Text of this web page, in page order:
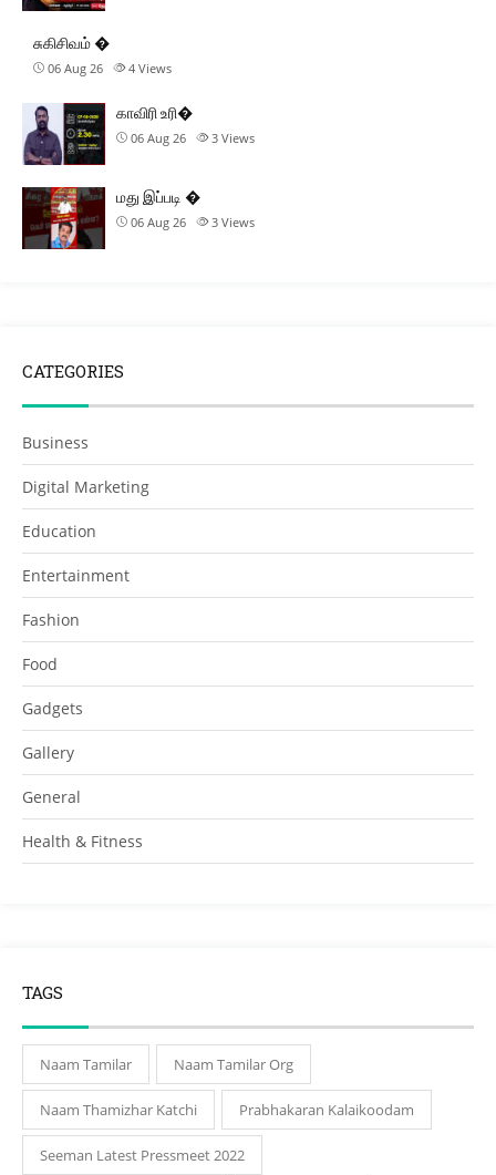
சுகிசிவம் �
06 Aug 26 4 Views
காவிரி உரி�
06 Aug 26 3 Views
மது இப்படி �
06 Aug 26 3 Views
CATEGORIES
Business
Digital Marketing
Education
Entertainment
Fashion
Food
Gadgets
Gallery
General
Health & Fitness
TAGS
Naam Tamilar Naam Tamilar Org
Naam Thamizhar Katchi Prabhakaran Kalaikoodam
Seeman Latest Pressmeet 2022